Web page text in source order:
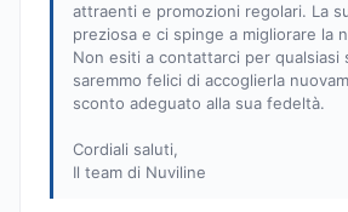
attraenti e promozioni regolari. La
preziosa e ci spinge a migliorare la
Non esiti a contattarci per qualsiasi
saremmo felici di accoglierla
sconto adeguato alla sua fedeltà.
Cordiali saluti,
Il team di Nuviline